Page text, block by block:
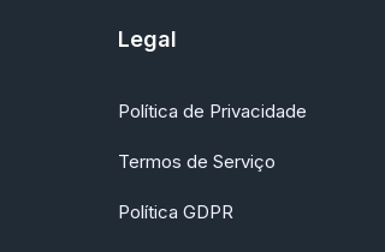
Legal
Política de Privacidade
Termos de Serviço
Política GDPR